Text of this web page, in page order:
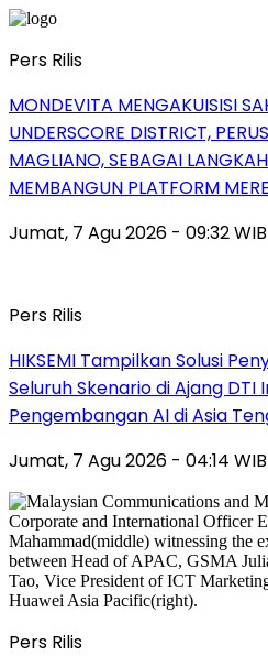
Pers Rilis
MONDEVITA MENGAKUISISI
UNDERSCORE DISTRICT,
MAGLIANO, SEBAGAI
MEMBANGUN PLATFORM
Jumat, 7 Agu 2026 - 09:32 WIB
Pers Rilis
HIKSEMI Tampilkan Solusi
Seluruh Skenario di Ajang DTI
Pengembangan AI di Asia
Jumat, 7 Agu 2026 - 04:14 WIB
Pers Rilis